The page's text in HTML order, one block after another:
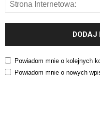
Powiadom mnie o kolejnych
Powiadom mnie o nowych